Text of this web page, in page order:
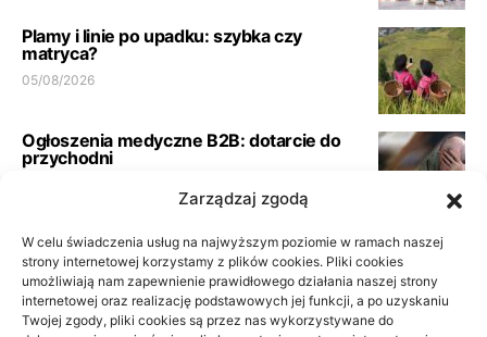
Zarządzaj zgodą
W celu świadczenia usług na najwyższym poziomie w ramach naszej
strony internetowej korzystamy z plików cookies. Pliki cookies
umożliwiają nam zapewnienie prawidłowego działania naszej strony
internetowej oraz realizację podstawowych jej funkcji, a po uzyskaniu
Twojej zgody, pliki cookies są przez nas wykorzystywane do
Plamy i linie po upadku: szybka czy
matryca?
05/08/2026
Ogłoszenia medyczne B2B: dotarcie do
przychodni
Pełna księgowość spółki usługowej:
wymogi biura
21/06/2026